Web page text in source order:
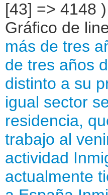
Gráfico de
más de tres
de tres años
distinto a su
igual sector
residencia,
trabajo al
actividad
actualmente